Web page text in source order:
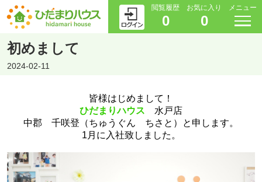
閲覧履歴
0
お気に入り
0
メニュー
初めまして
2024-02-11
皆様はじめまして！
ひだまりハウス 水戸店
中郡 千咲登（ちゅうぐん ちさと）
と申します。
1月に入社致しました。